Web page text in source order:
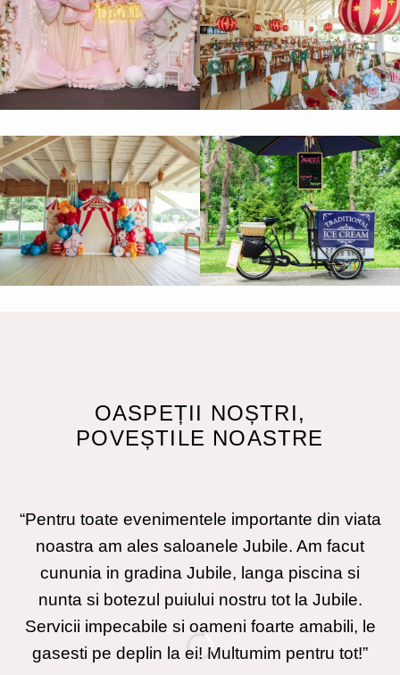
OASPEȚII NOȘTRI,
POVEȘTILE NOASTRE
“Pentru toate evenimentele importante din viata
noastra am ales saloanele Jubile. Am facut
cununia in gradina Jubile, langa piscina si
nunta si botezul puiului nostru tot la Jubile.
Servicii impecabile si oameni foarte amabili, le
gasesti pe deplin la ei! Multumim pentru tot!”